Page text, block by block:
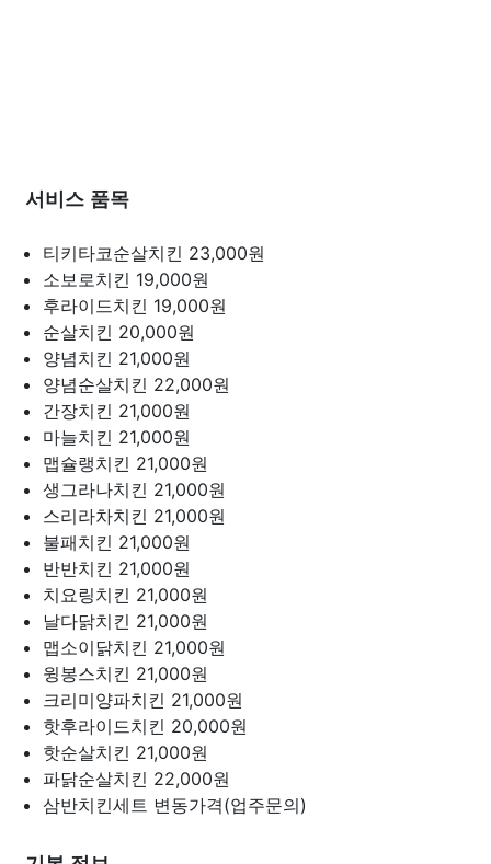
서비스 품목
티키타코순살치킨 23,000원
소보로치킨 19,000원
후라이드치킨 19,000원
순살치킨 20,000원
양념치킨 21,000원
양념순살치킨 22,000원
간장치킨 21,000원
마늘치킨 21,000원
맵슐랭치킨 21,000원
생그라나치킨 21,000원
스리라차치킨 21,000원
불패치킨 21,000원
반반치킨 21,000원
치요링치킨 21,000원
날다닭치킨 21,000원
맵소이닭치킨 21,000원
윙봉스치킨 21,000원
크리미양파치킨 21,000원
핫후라이드치킨 20,000원
핫순살치킨 21,000원
파닭순살치킨 22,000원
삼반치킨세트 변동가격(업주문의)